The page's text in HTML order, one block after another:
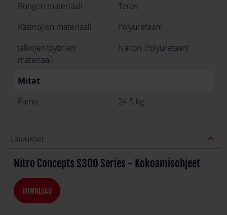
Rungon materiaali
Teräs
Käsinojien materiaali
Polyuretaani
Jalkojen/pyörien
materiaali
Nailon, Polyuretaani
Mitat
Paino
24.5 kg
Lataukset expand_less
Nitro Concepts S300 Series - Kokoamisohjeet
DOWNLOAD